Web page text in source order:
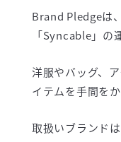
Brand Pledgeは
「Syncable」の
洋服やバッグ、
イテムを手間を
取扱いブランド